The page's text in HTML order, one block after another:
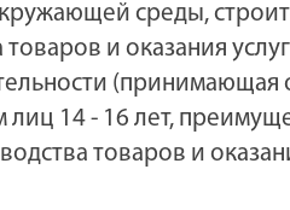
среды,
и оказания
(принимающая
14 - 16 лет,
товаров и